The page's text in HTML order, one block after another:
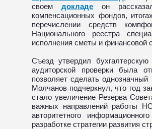
своемдокладе он
компенсационных фондов,
перечислении средств
Национального реестра
исполнения сметы и финансовой
Съезд утвердил
аудиторской проверки была
позволяет сделать
Молчанов подчеркнул, что год
стало увеличение Резерва
важных направлений работы
авторитетного
разработке стратегии развития